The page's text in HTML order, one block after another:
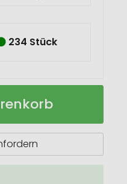
234 Stück